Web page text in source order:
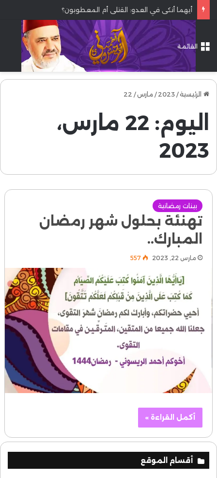
أيهما أنكى في العدو: القتلى أم المعطوبون؟
القائمة
الرئيسية/
2023
/ مارس/
22
اليوم:
22 مارس،
2023
بينات رمضانية
تهنئة بحلول شهر رمضان
المبارك..
مارس 22, 2023 557
أكمل القراءة »
أقسام الموقع